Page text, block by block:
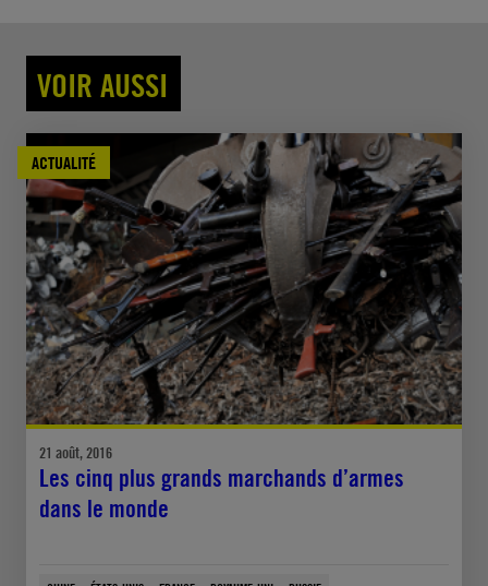
VOIR AUSSI
ACTUALITÉ
21 août, 2016
Les cinq plus grands marchands d’armes
dans le monde